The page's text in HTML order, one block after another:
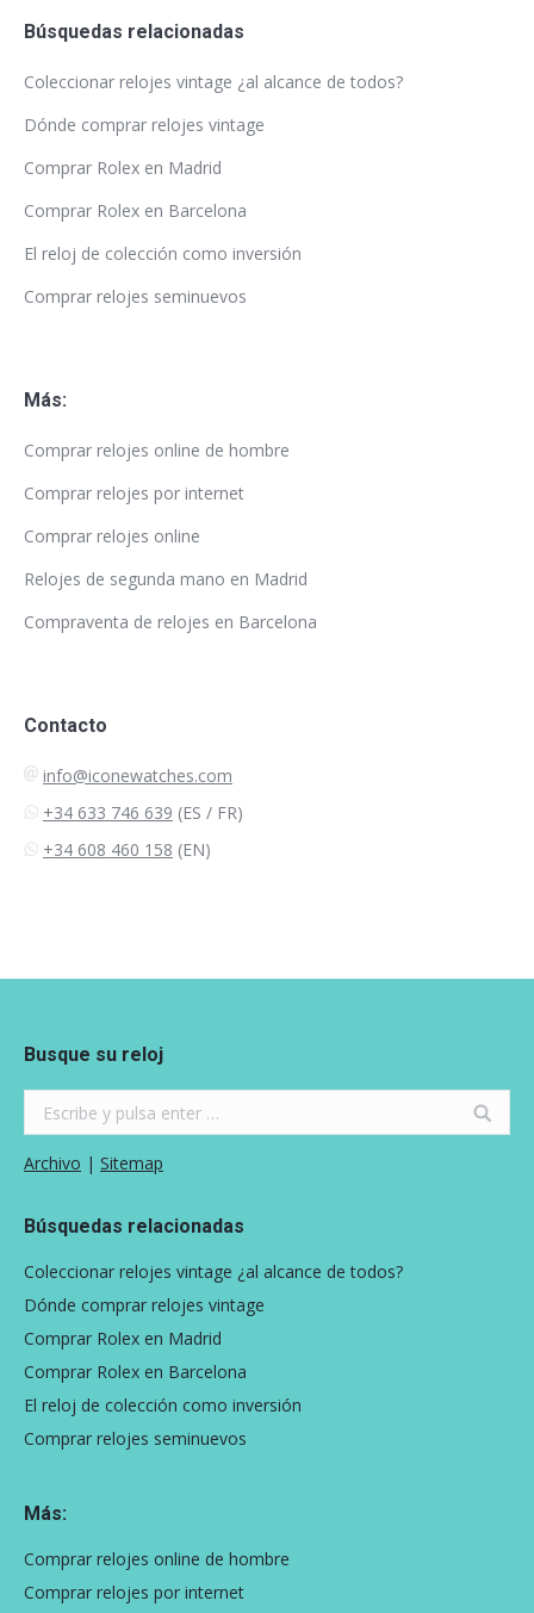
Búsquedas relacionadas
Coleccionar relojes vintage ¿al alcance de todos?
Dónde comprar relojes vintage
Comprar Rolex en Madrid
Comprar Rolex en Barcelona
El reloj de colección como inversión
Comprar relojes seminuevos
Más:
Comprar relojes online de hombre
Comprar relojes por internet
Comprar relojes online
Relojes de segunda mano en Madrid
Compraventa de relojes en Barcelona
Contacto
info@iconewatches.com
+34 633 746 639 (ES / FR)
+34 608 460 158 (EN)
Busque su reloj
Archivo | Sitemap
Búsquedas relacionadas
Coleccionar relojes vintage ¿al alcance de todos?
Dónde comprar relojes vintage
Comprar Rolex en Madrid
Comprar Rolex en Barcelona
El reloj de colección como inversión
Comprar relojes seminuevos
Más:
Comprar relojes online de hombre
Comprar relojes por internet